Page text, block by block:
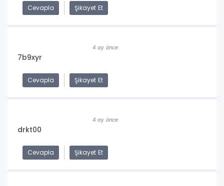
Cevapla Şikayet Et
4 ay önce
7b9xyr
Cevapla Şikayet Et
4 ay önce
drkt00
Cevapla Şikayet Et